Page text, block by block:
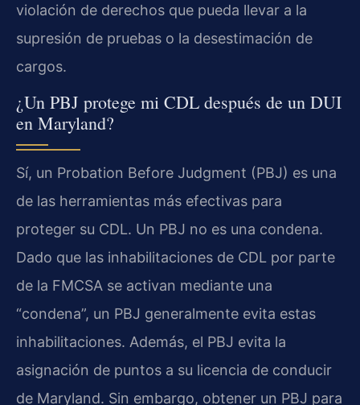
violación de derechos que pueda llevar a la
supresión de pruebas o la desestimación de
cargos.
¿Un PBJ protege mi CDL después de un DUI
en Maryland?
Sí, un Probation Before Judgment (PBJ) es una
de las herramientas más efectivas para
proteger su CDL. Un PBJ no es una condena.
Dado que las inhabilitaciones de CDL por parte
de la FMCSA se activan mediante una
“condena”, un PBJ generalmente evita estas
inhabilitaciones. Además, el PBJ evita la
asignación de puntos a su licencia de conducir
de Maryland. Sin embargo, obtener un PBJ para